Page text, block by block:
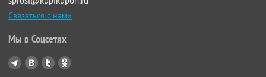
Связаться с нами
Мы в Соцсетях